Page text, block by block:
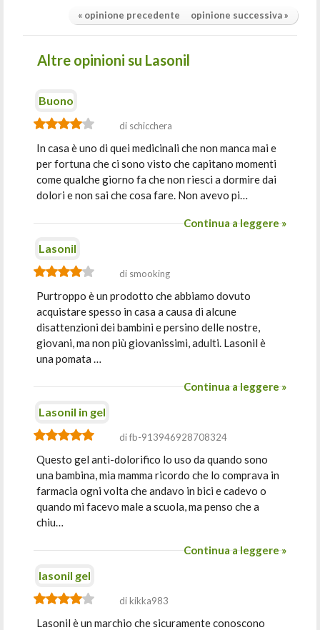
« opinione precedente opinione successiva »
Altre opinioni su Lasonil
Buono
di schicchera
In casa è uno di quei medicinali che non manca mai e
per fortuna che ci sono visto che capitano momenti
come qualche giorno fa che non riesci a dormire dai
dolori e non sai che cosa fare. Non avevo pi…
Continua a leggere »
Lasonil
di smooking
Purtroppo è un prodotto che abbiamo dovuto
acquistare spesso in casa a causa di alcune
disattenzioni dei bambini e persino delle nostre,
giovani, ma non più giovanissimi, adulti. Lasonil è
una pomata …
Continua a leggere »
Lasonil in gel
di fb-913946928708324
Questo gel anti-dolorifico lo uso da quando sono
una bambina, mia mamma ricordo che lo comprava in
farmacia ogni volta che andavo in bici e cadevo o
quando mi facevo male a scuola, ma penso che a
chiu…
Continua a leggere »
lasonil gel
di kikka983
Lasonil è un marchio che sicuramente conoscono